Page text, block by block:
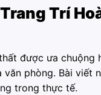
Trí
được ưa chuộng
phòng. Bài viết
trong thực tế.